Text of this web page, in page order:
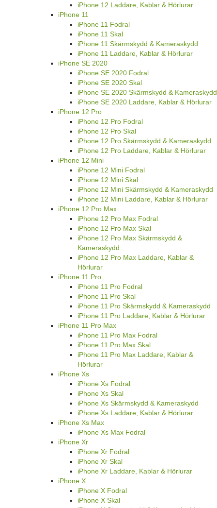
iPhone 12 Laddare, Kablar & Hörlurar
iPhone 11
iPhone 11 Fodral
iPhone 11 Skal
iPhone 11 Skärmskydd & Kameraskydd
iPhone 11 Laddare, Kablar & Hörlurar
iPhone SE 2020
iPhone SE 2020 Fodral
iPhone SE 2020 Skal
iPhone SE 2020 Skärmskydd & Kameraskydd
iPhone SE 2020 Laddare, Kablar & Hörlurar
iPhone 12 Pro
iPhone 12 Pro Fodral
iPhone 12 Pro Skal
iPhone 12 Pro Skärmskydd & Kameraskydd
iPhone 12 Pro Laddare, Kablar & Hörlurar
iPhone 12 Mini
iPhone 12 Mini Fodral
iPhone 12 Mini Skal
iPhone 12 Mini Skärmskydd & Kameraskydd
iPhone 12 Mini Laddare, Kablar & Hörlurar
iPhone 12 Pro Max
iPhone 12 Pro Max Fodral
iPhone 12 Pro Max Skal
iPhone 12 Pro Max Skärmskydd &
Kameraskydd
iPhone 12 Pro Max Laddare, Kablar &
Hörlurar
iPhone 11 Pro
iPhone 11 Pro Fodral
iPhone 11 Pro Skal
iPhone 11 Pro Skärmskydd & Kameraskydd
iPhone 11 Pro Laddare, Kablar & Hörlurar
iPhone 11 Pro Max
iPhone 11 Pro Max Fodral
iPhone 11 Pro Max Skal
iPhone 11 Pro Max Laddare, Kablar &
Hörlurar
iPhone Xs
iPhone Xs Fodral
iPhone Xs Skal
iPhone Xs Skärmskydd & Kameraskydd
iPhone Xs Laddare, Kablar & Hörlurar
iPhone Xs Max
iPhone Xs Max Fodral
iPhone Xr
iPhone Xr Fodral
iPhone Xr Skal
iPhone Xr Laddare, Kablar & Hörlurar
iPhone X
iPhone X Fodral
iPhone X Skal